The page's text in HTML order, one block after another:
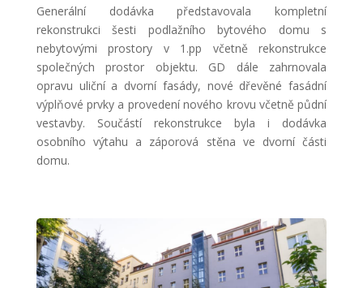
Generální dodávka představovala kompletní
rekonstrukci šesti podlažního bytového domu s
nebytovými prostory v 1.pp včetně rekonstrukce
společných prostor objektu. GD dále zahrnovala
opravu uliční a dvorní fasády, nové dřevěné fasádní
výplňové prvky a provedení nového krovu včetně půdní
vestavby. Součástí rekonstrukce byla i dodávka
osobního výtahu a záporová stěna ve dvorní části
domu.